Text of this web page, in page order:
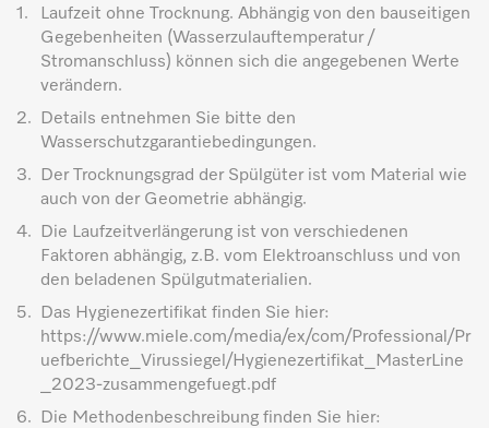
1.
Laufzeit ohne Trocknung. Abhängig von den bauseitigen
Gegebenheiten (Wasserzulauftemperatur /
Stromanschluss) können sich die angegebenen Werte
verändern.
2.
Details entnehmen Sie bitte den
Wasserschutzgarantiebedingungen.
3.
Der Trocknungsgrad der Spülgüter ist vom Material wie
auch von der Geometrie abhängig.
4.
Die Laufzeitverlängerung ist von verschiedenen
Faktoren abhängig, z.B. vom Elektroanschluss und von
den beladenen Spülgutmaterialien.
5.
Das Hygienezertifikat finden Sie hier:
https://www.miele.com/media/ex/com/Professional/Pr
uefberichte_Virussiegel/Hygienezertifikat_MasterLine
_2023-zusammengefuegt.pdf
6.
Die Methodenbeschreibung finden Sie hier: